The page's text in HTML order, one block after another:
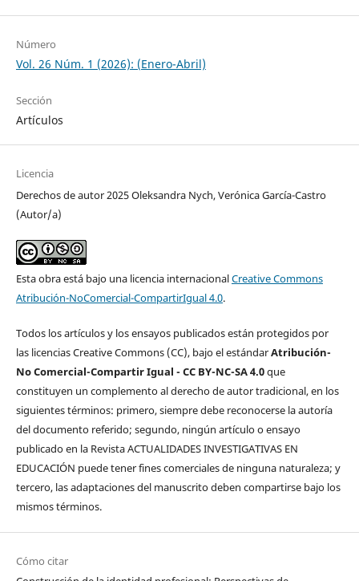
Número
Vol. 26 Núm. 1 (2026): (Enero-Abril)
Sección
Artículos
Licencia
Derechos de autor 2025 Oleksandra Nych, Verónica García-Castro
(Autor/a)
Esta obra está bajo una licencia internacionalCreative Commons
Atribución-NoComercial-CompartirIgual 4.0.
Todos los artículos y los ensayos publicados están protegidos por
las licencias Creative Commons (CC), bajo el estándarAtribución-
No Comercial-Compartir Igual - CC BY-NC-SA 4.0que
constituyen un complemento al derecho de autor tradicional, en los
siguientes términos: primero, siempre debe reconocerse la autoría
del documento referido; segundo, ningún artículo o ensayo
publicado en la Revista ACTUALIDADES INVESTIGATIVAS EN
EDUCACIÓN puede tener fines comerciales de ninguna naturaleza; y
tercero, las adaptaciones del manuscrito deben compartirse bajo los
mismos términos.
Cómo citar